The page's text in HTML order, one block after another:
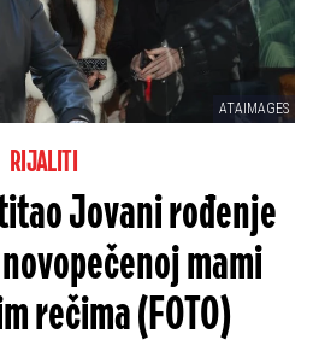
ATAIMAGES
RIJALITI
Jovani rođenje
mami
rečima (FOTO)